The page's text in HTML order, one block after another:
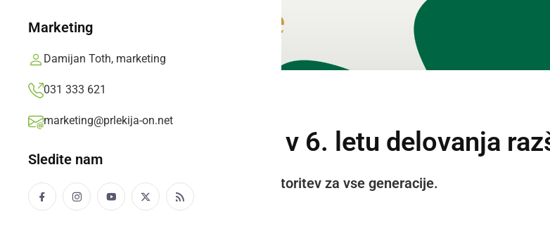
Marketing
Damijan Toth, marketing
031 333 621
marketing@prlekija-on.net
Sledite nam
Optika Dober vid v 6. letu delovanja
Praznovanje obletnice in nova storitev za vse generacije.
Oglasno sporočilo, petek, 6. junij 2025 ob 08:15